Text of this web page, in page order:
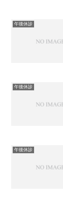
午後休診
午後休診
午後休診